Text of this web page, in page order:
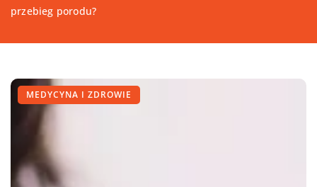
przebieg porodu?
MEDYCYNA I ZDROWIE